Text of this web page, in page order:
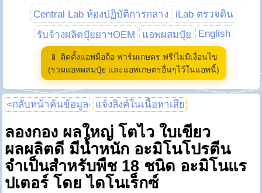
Central Lab ห้องปฏิบัติการกลาง
iLab ตรวจดิน
รับจ้างผลิตปุ๋ยยาฯOEM
แอพผสมปุ๋ย English
📱 ติดตั้งแอพมือถือ ฟาร์มเกษตร ฟรี!ไม่มีเงื่อนไข
(รวมแอพผสมปุ๋ย และแอพเกษตรอื่นๆไว้ในแอพนี้)
<กลับหน้าค้นข้อมูล แจ้งลิงค์ในเนื้อหาเสีย
ลองกอง ผลใหญ่ โตไว ใบเขียว
ผลผลิตดี มีน้ำหนัก อะมิโนโปรตีน
จำเป็นสำหรับพืช 18 ชนิด อะมิโนแร
ปเตอร์ โดย ไดโนเร็กซ์